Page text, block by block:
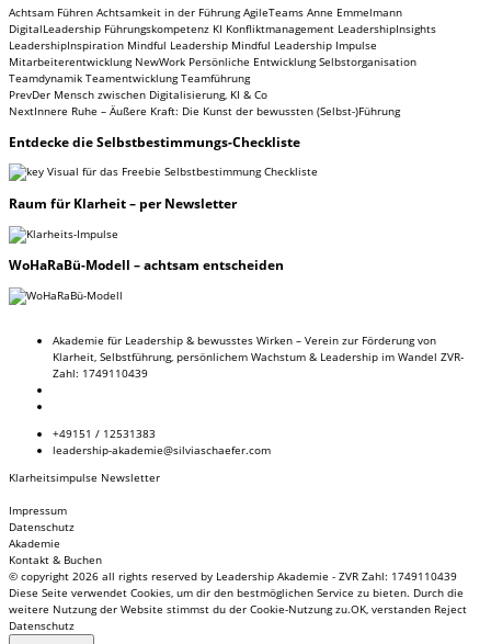
Achtsam Führen Achtsamkeit in der Führung AgileTeams Anne Emmelmann
DigitalLeadership Führungskompetenz KI Konfliktmanagement LeadershipInsights
LeadershipInspiration Mindful Leadership Mindful Leadership Impulse
Mitarbeiterentwicklung NewWork Persönliche Entwicklung Selbstorganisation
Teamdynamik Teamentwicklung Teamführung
PrevDer Mensch zwischen Digitalisierung, KI & Co
NextInnere Ruhe – Äußere Kraft: Die Kunst der bewussten (Selbst-)Führung
Entdeckedie Selbstbestimmungs-Checkliste
Raum für Klarheit – per Newsletter
WoHaRaBü-Modell – achtsam entscheiden
Akademie für Leadership & bewusstes Wirken – Verein zur Förderung von
Klarheit, Selbstführung, persönlichem Wachstum & Leadership im Wandel ZVR-
Zahl: 1749110439
+49151 / 12531383
leadership-akademie@silviaschaefer.com
Klarheitsimpulse Newsletter
Impressum
Datenschutz
Akademie
Kontakt & Buchen
© copyright 2026 all rights reserved by Leadership Akademie - ZVR Zahl: 1749110439
Diese Seite verwendet Cookies, um dir den bestmöglichen Service zu bieten. Durch die
weitere Nutzung der Website stimmst du der Cookie-Nutzung zu.OK, verstanden Reject
Datenschutz